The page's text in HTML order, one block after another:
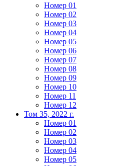
Номер 01
Номер 02
Номер 03
Номер 04
Номер 05
Номер 06
Номер 07
Номер 08
Номер 09
Номер 10
Номер 11
Номер 12
Том 35, 2022 г.
Номер 01
Номер 02
Номер 03
Номер 04
Номер 05